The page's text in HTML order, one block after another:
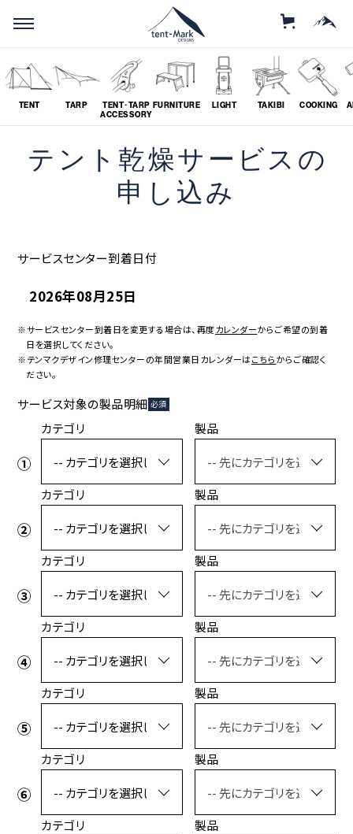
STORE
MOUNTAIN
TENT
TARP
TENT･TARP
ACCESSORY
FURNITURE LIGHT TAKIBI COOKING
SEARCH
# SOLO
ツーリング
コラボレーション
# COLLABORATION
粋
革道
# LEATHER
ABOUT US COLLABORATOR
SHOP LIST 修理サービス
INFORMATION CONTACT
ONLINE STORE
MOUNTAIN
テント乾燥サービスの
申し込み
サービスセンター到着日付
2026年08月25日
※サービスセンター到着日を変更する場合は、再度カレンダーからご希望の到着
日を選択してください。
※テンマクデザイン修理センターの年間営業日カレンダーはこちらからご確認く
ださい。
サービス対象の製品明細 必須
カテゴリ 製品
カテゴリ 製品
カテゴリ 製品
カテゴリ 製品
カテゴリ 製品
カテゴリ 製品
カテゴリ 製品